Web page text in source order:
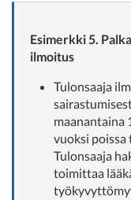
Esimerkki 5.
ilmoitus
Tulonsaaja
maanantaina
vuoksi poissa
Tulonsaaja
toimittaa